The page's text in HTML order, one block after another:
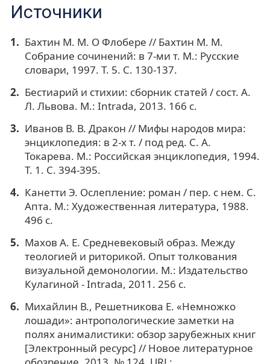
Источники
Бахтин М. М. О Флобере // Бахтин М. М.
Собрание сочинений: в 7-ми т. М.: Русские
словари, 1997. Т. 5. С. 130-137.
Бестиарий и стихии: сборник статей / сост. А.
Л. Львова. М.: Intrada, 2013. 166 с.
Иванов В. В. Дракон // Мифы народов мира:
энциклопедия: в 2-х т. / под ред. С. А.
Токарева. М.: Российская энциклопедия, 1994.
Т. 1. С. 394-395.
Канетти Э. Ослепление: роман / пер. с нем. С.
Апта. М.: Художественная литература, 1988.
496 с.
Махов А. Е. Средневековый образ. Между
теологией и риторикой. Опыт толкования
визуальной демонологии. М.: Издательство
Кулагиной - Intrada, 2011. 256 с.
Михайлин В., Решетникова Е. «Немножко
лошади»: антропологические заметки на
полях анималистики: обзор зарубежных книг
[Электронный ресурс] // Новое литературное